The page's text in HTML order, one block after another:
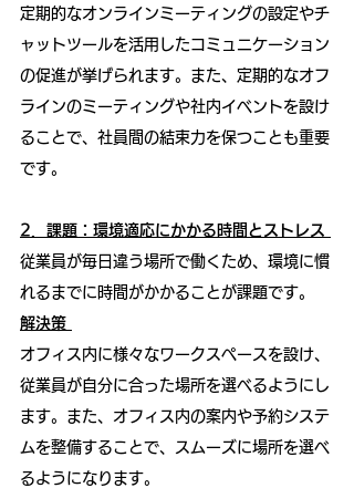
定期的なオンラインミーティングの設定やチ
ャットツールを活用したコミュニケーション
の促進が挙げられます。また、定期的なオフ
ラインのミーティングや社内イベントを設け
ることで、社員間の結束力を保つことも重要
です。
2．課題：環境適応にかかる時間とストレス
従業員が毎日違う場所で働くため、環境に慣
れるまでに時間がかかることが課題です。
解決策
オフィス内に様々なワークスペースを設け、
従業員が自分に合った場所を選べるようにし
ます。また、オフィス内の案内や予約システ
ムを整備することで、スムーズに場所を選べ
るようになります。